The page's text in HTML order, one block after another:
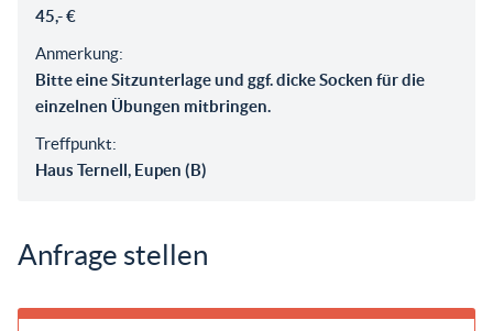
45,- €
Anmerkung:
Bitte eine Sitzunterlage und ggf. dicke Socken für die
einzelnen Übungen mitbringen.
Treffpunkt:
Haus Ternell, Eupen (B)
Anfrage stellen